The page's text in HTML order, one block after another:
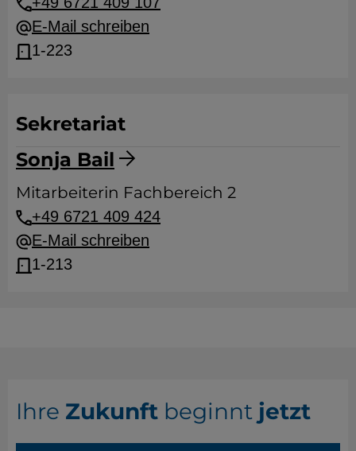
E-Mail schreiben
1-223
Sonja Bail
Sekretariat
Mitarbeiterin Fachbereich 2
+49 6721 409 424
E-Mail schreiben
1-213
Ihre Zukunft beginnt jetzt